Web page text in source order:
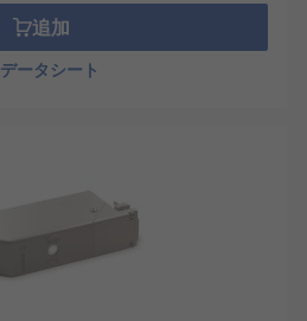
追加
データシート